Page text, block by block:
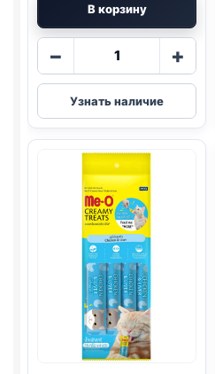
В корзину
−
Количество
Me-
O
крем-
лак.
(КРАБ)
поштучно
4*15г
+
Узнать наличие